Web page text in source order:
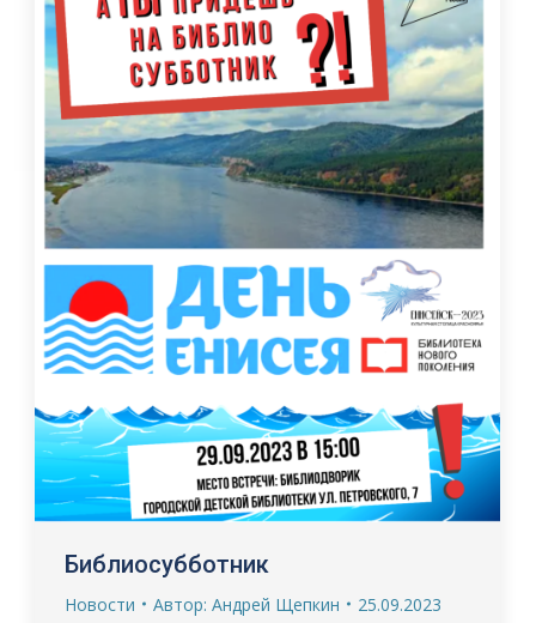
Библиосубботник
Новости Автор: Андрей Щепкин 25.09.2023